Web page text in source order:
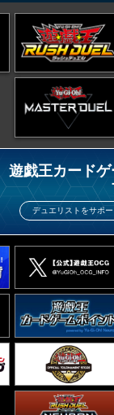
遊戯王カード
デュエリストをサポ